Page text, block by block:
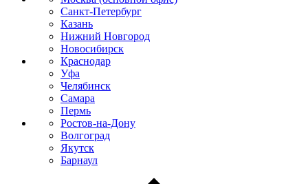
Санкт-Петербург
Казань
Нижний Новгород
Новосибирск
Краснодар
Уфа
Челябинск
Самара
Пермь
Ростов-на-Дону
Волгоград
Якутск
Барнаул